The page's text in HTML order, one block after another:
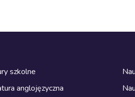
szkolne
anglojęzyczna